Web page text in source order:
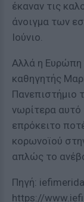
έκαναν τις
άνοιγμα των
Ιούνιο.
Αλλά η Ευρώπη
καθηγητής
Πανεπιστήμιο
νωρίτερα αυτό
επρόκειτο
κορωνοϊού
απλώς το
Πηγή:
https://